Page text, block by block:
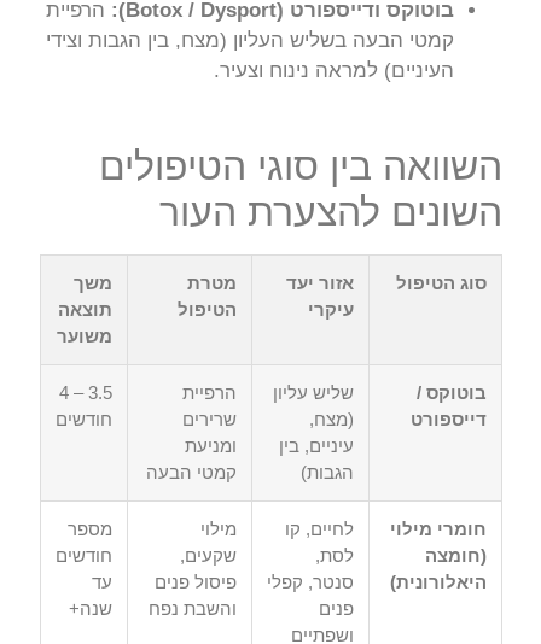
בוטוקס ודייספורט (Botox / Dysport):
הרפיית
קמטי הבעה בשליש העליון (מצח, בין הגבות וצידי
העיניים) למראה נינוח וצעיר.
השוואה בין סוגי הטיפולים
השונים להצערת העור
סוג הטיפול
אזור יעד
עיקרי
מטרת
הטיפול
משך
תוצאה
משוער
בוטוקס /
דייספורט
שליש עליון
(מצח,
עיניים, בין
הגבות)
הרפיית
שרירים
ומניעת
קמטי הבעה
3.5 – 4
חודשים
חומרי מילוי
(חומצה
היאלורונית)
לחיים, קו
לסת,
סנטר, קפלי
פנים
ושפתיים
מילוי
שקעים,
פיסול פנים
והשבת נפח
מספר
חודשים
עד
שנה+